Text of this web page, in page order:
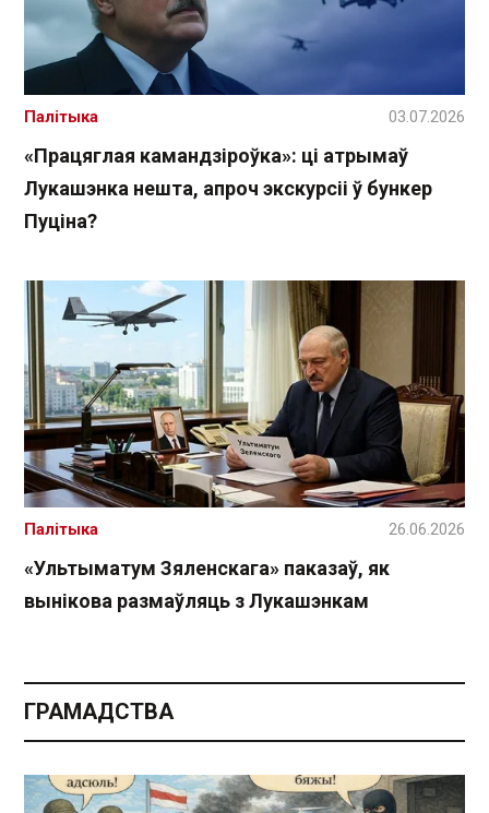
«Працяглая камандзіроўка»: ці атрымаў
Лукашэнка нешта, апроч экскурсіі ў бункер
Пуціна?
Палітыка 03.07.2026
«Ультыматум Зяленскага» паказаў, як
вынікова размаўляць з Лукашэнкам
Палітыка 26.06.2026
ГРАМАДСТВА